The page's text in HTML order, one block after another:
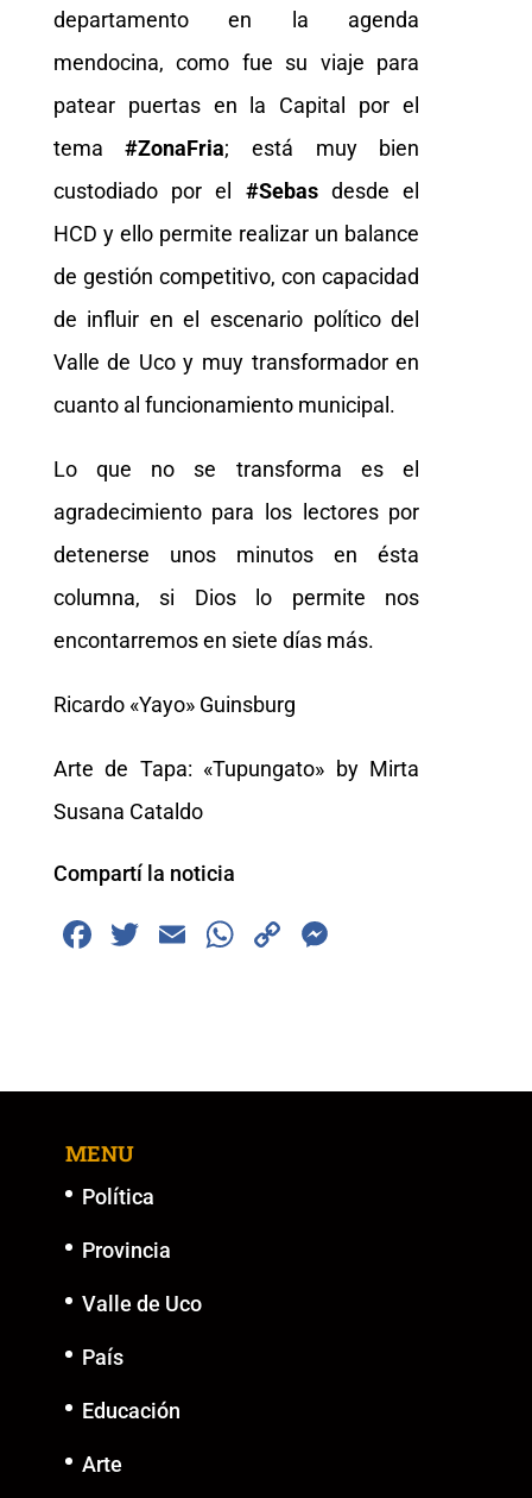
departamento en la agenda
mendocina, como fue su viaje para
patear puertas en la Capital por el
tema#ZonaFria; está muy bien
custodiado por el #Sebasdesde el
HCD y ello permite realizar un balance
de gestión competitivo, con capacidad
de influir en el escenario político del
Valle de Uco y muy transformador en
cuanto al funcionamiento municipal.
Lo que no se transforma es el
agradecimiento para los lectores por
detenerse unos minutos en ésta
columna, si Dios lo permite nos
encontarremos en siete días más.
Ricardo «Yayo» Guinsburg
Arte de Tapa: «Tupungato» by Mirta
Susana Cataldo
Compartí la noticia
F
b
o
k
T
E
W
A
C
Li n
MENU
Política
Provincia
Valle de Uco
País
Educación
Arte